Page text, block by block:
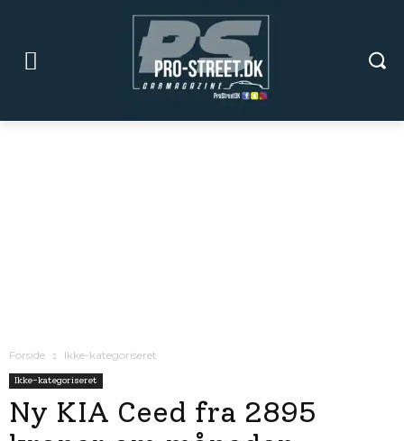
Forside Ikke-kategoriseret
Ikke-kategoriseret
Ny KIA Ceed fra 2895